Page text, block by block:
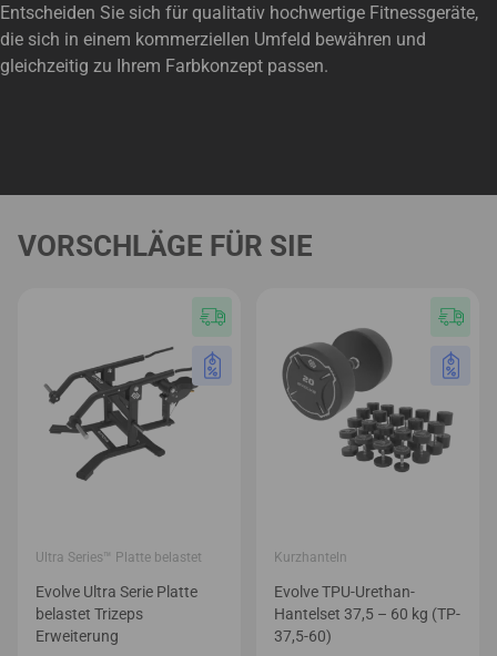
Entscheiden Sie sich für qualitativ hochwertige Fitnessgeräte,
die sich in einem kommerziellen Umfeld bewähren und
gleichzeitig zu Ihrem Farbkonzept passen.
VORSCHLÄGE FÜR SIE
Ultra Series™ Platte belastet
Evolve Ultra Serie Platte
belastet Trizeps
Erweiterung
Kurzhanteln
Evolve TPU-Urethan-
Hantelset 37,5 – 60 kg (TP-
37,5-60)